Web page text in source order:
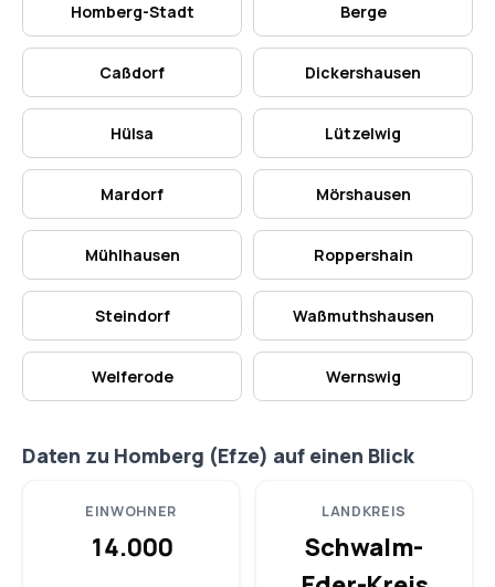
Homberg-Stadt Berge
Caßdorf Dickershausen
Hülsa Lützelwig
Mardorf Mörshausen
Mühlhausen Roppershain
Steindorf Waßmuthshausen
Welferode Wernswig
Daten zu Homberg (Efze) auf einen Blick
EINWOHNER
14.000
LANDKREIS
Schwalm-